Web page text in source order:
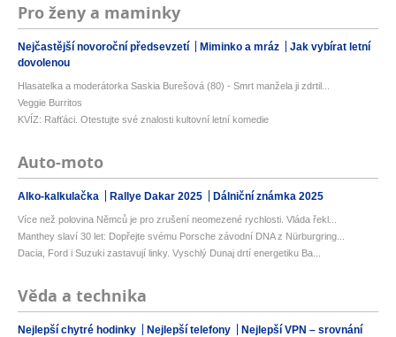
Pro ženy a maminky
Nejčastější novoroční předsevzetí Miminko a mráz
Jak vybírat letní
dovolenou
Hlasatelka a moderátorka Saskia Burešová (80) - Smrt manžela ji zdrtil...
Veggie Burritos
KVÍZ: Rafťáci. Otestujte své znalosti kultovní letní komedie
Auto-moto
Alko-kalkulačka Rallye Dakar 2025 Dálniční známka 2025
Více než polovina Němců je pro zrušení neomezené rychlosti. Vláda řekl...
Manthey slaví 30 let: Dopřejte svému Porsche závodní DNA z Nürburgring...
Dacia, Ford i Suzuki zastavují linky. Vyschlý Dunaj drtí energetiku Ba...
Věda a technika
Nejlepší chytré hodinky Nejlepší telefony Nejlepší VPN – srovnání